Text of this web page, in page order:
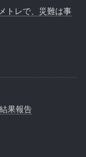
トレで、災難は事
果報告